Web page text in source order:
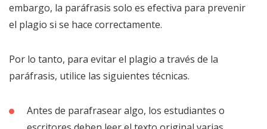
embargo, la paráfrasis solo es efectiva para prevenir
el plagio si se hace correctamente.
Por lo tanto, para evitar el plagio a través de la
paráfrasis, utilice las siguientes técnicas.
Antes de parafrasear algo, los estudiantes o